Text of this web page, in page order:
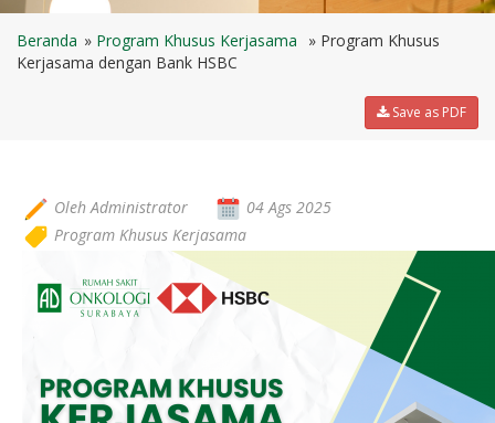
Beranda Program Khusus Kerjasama
Program Khusus
Kerjasama dengan Bank HSBC
Save as PDF
Oleh Administrator
04 Ags 2025
Program Khusus Kerjasama